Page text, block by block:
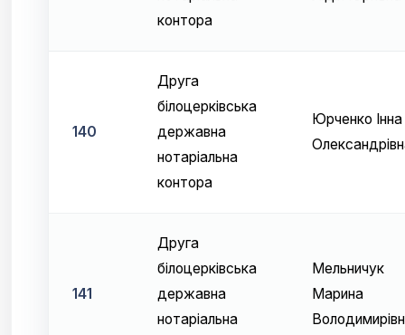
контора
140
Друга
білоцерківська
державна
нотаріальна
контора
Юрченко Інна
141
Друга
білоцерківська
державна
нотаріальна
Мельничук
Марина